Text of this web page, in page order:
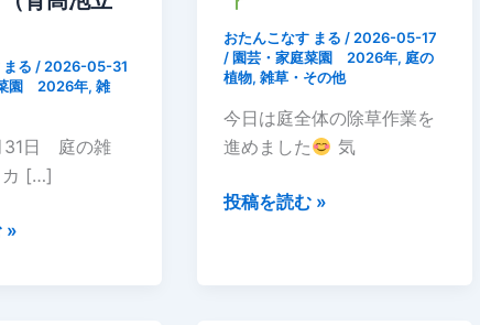
る / 2026-05-31
園 2026年, 雑
31日 庭の雑
[…]
»
おたんこなす まる / 2026-05-17
/ 園芸・家庭菜園 2026年, 庭の
植物,雑草・その他
今日は庭全体の除草作業を
進めました
気
2026
投稿を読む »